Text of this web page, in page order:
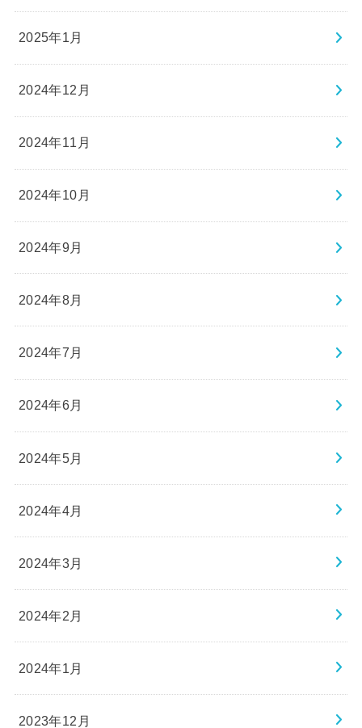
2025年1月
2024年12月
2024年11月
2024年10月
2024年9月
2024年8月
2024年7月
2024年6月
2024年5月
2024年4月
2024年3月
2024年2月
2024年1月
2023年12月